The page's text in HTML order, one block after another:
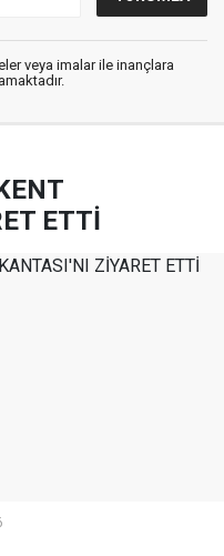
veya imalar ile inançlara
ETTİ